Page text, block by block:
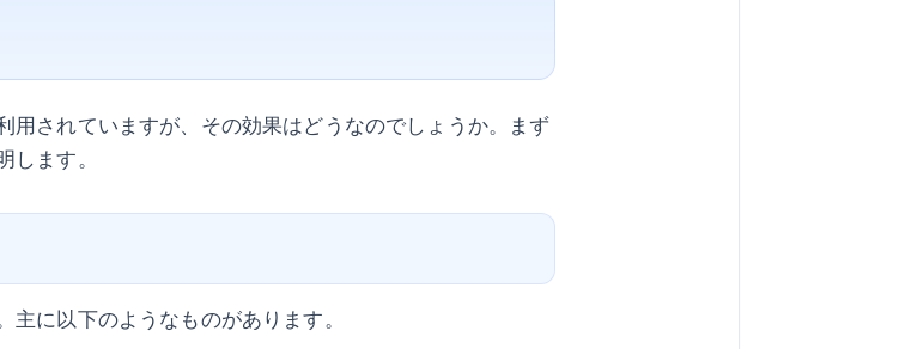
用されていますが、その効果はどうなのでしょうか。まず
ます。
に以下のようなものがあります。